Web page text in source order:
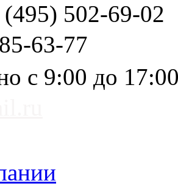
502-69-02
63-77
с 9:00 до